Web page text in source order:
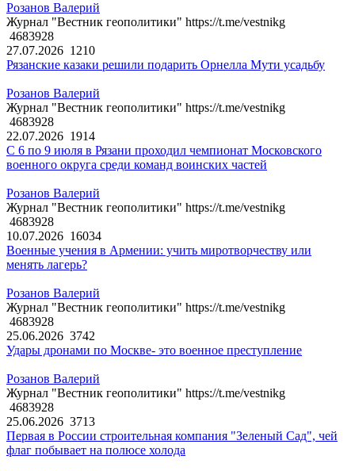
Розанов Валерий
Журнал "Вестник геополитики" https://t.me/vestnikg
4683928
27.07.2026 1210
Рязанские казаки решили подарить Орнелла Мути усадьбу
Розанов Валерий
Журнал "Вестник геополитики" https://t.me/vestnikg
4683928
22.07.2026 1914
С 6 по 9 июля в Рязани проходил чемпионат Московского
военного округа среди команд воинских частей
Розанов Валерий
Журнал "Вестник геополитики" https://t.me/vestnikg
4683928
10.07.2026 16034
Военные учения в Армении: учить миротворчеству или
менять лагерь?
Розанов Валерий
Журнал "Вестник геополитики" https://t.me/vestnikg
4683928
25.06.2026 3742
Удары дронами по Москве- это военное преступление
Розанов Валерий
Журнал "Вестник геополитики" https://t.me/vestnikg
4683928
25.06.2026 3713
Первая в России строительная компания "Зеленый Сад", чей
флаг побывает на полюсе холода